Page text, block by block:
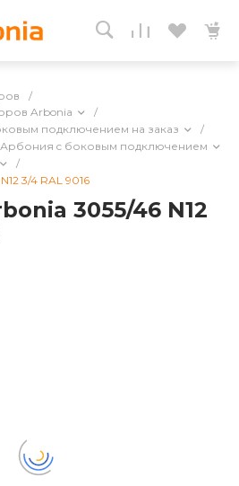
/
Arbonia
/
подключением на заказ
/
c боковым подключением
/
3/4 RAL 9016
3055/46 N12